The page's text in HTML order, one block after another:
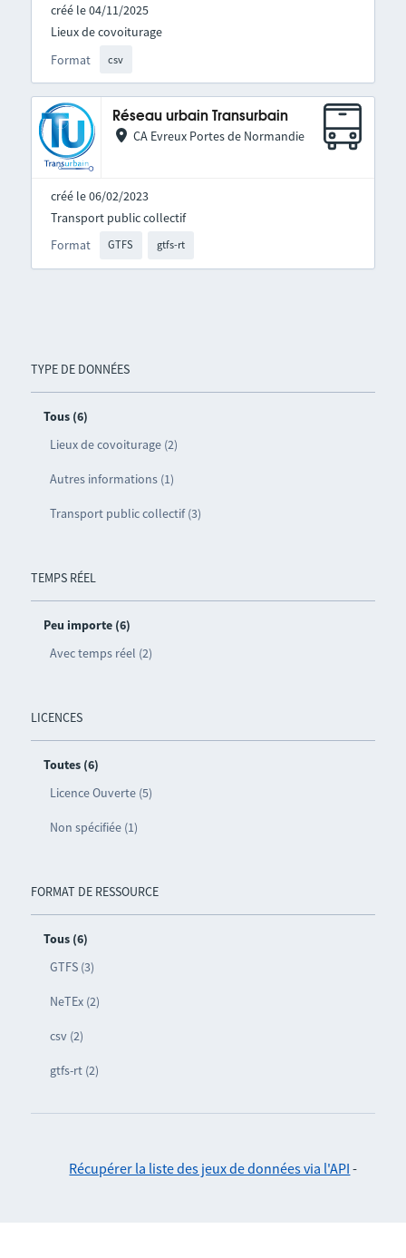
TYPE DE DONNÉES
Tous (6)
Lieux de covoiturage (2)
Autres informations (1)
Transport public collectif (3)
TEMPS RÉEL
Peu importe (6)
Avec temps réel (2)
LICENCES
Toutes (6)
Licence Ouverte (5)
Non spécifiée (1)
FORMAT DE RESSOURCE
Tous (6)
GTFS (3)
NeTEx (2)
csv (2)
gtfs-rt (2)
créé le 04/11/2025
Format csv
Lieux de covoiturage
Réseau urbain Transurbain
CA Evreux Portes de Normandie
créé le 06/02/2023
Format GTFS gtfs-rt
Transport public collectif
Récupérer la liste des jeux de données via l'API -